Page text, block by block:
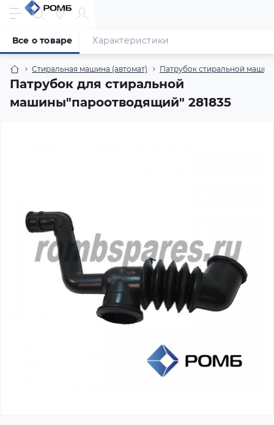
Стиральная машина (автомат) Патрубок стиральной
Патрубок для стиральной
машины"пароотводящий" 281835
Все о товаре Характеристики